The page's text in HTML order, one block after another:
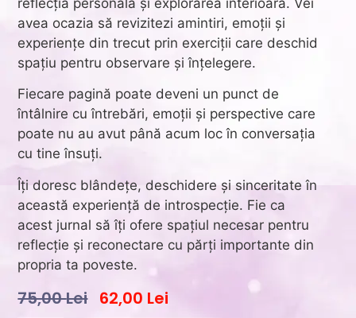
avea ocazia să revizitezi amintiri, emoții și
experiențe din trecut prin exerciții care deschid
spațiu pentru observare și înțelegere.
Fiecare pagină poate deveni un punct de
întâlnire cu întrebări, emoții și perspective care
poate nu au avut până acum loc în conversația
cu tine însuți.
Îți doresc blândețe, deschidere și sinceritate în
această experiență de introspecție. Fie ca
acest jurnal să îți ofere spațiul necesar pentru
reflecție și reconectare cu părți importante din
propria ta poveste.
75,00Lei 62,00 Lei